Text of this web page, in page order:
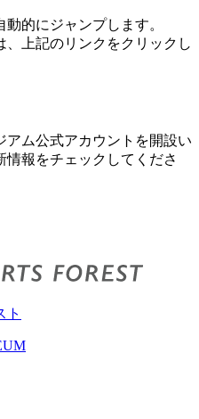
的にジャンプします。
、上記のリンクをクリックし
ム公式アカウントを開設い
報をチェックしてくださ
ト